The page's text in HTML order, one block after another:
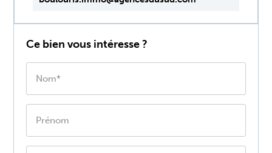
Ce bien vous intéresse ?
Nom*
Prénom